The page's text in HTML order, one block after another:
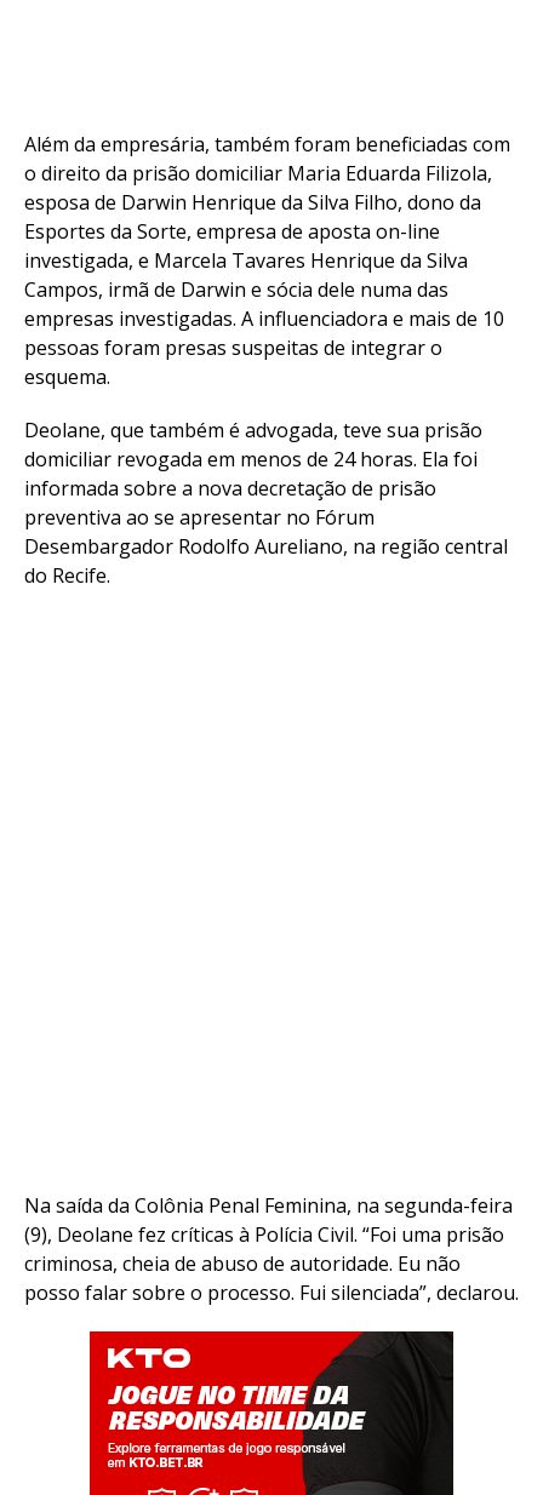
Além da empresária, também foram beneficiadas com
o direito da prisão domiciliar Maria Eduarda Filizola,
esposa de Darwin Henrique da Silva Filho, dono da
Esportes da Sorte, empresa de aposta on-line
investigada, e Marcela Tavares Henrique da Silva
Campos, irmã de Darwin e sócia dele numa das
empresas investigadas. A influenciadora e mais de 10
pessoas foram presas suspeitas de integrar o
esquema.
Deolane, que também é advogada, teve sua prisão
domiciliar revogada em menos de 24 horas. Ela foi
informada sobre a nova decretação de prisão
preventiva ao se apresentar no Fórum
Desembargador Rodolfo Aureliano, na região central
do Recife.
Na saída da Colônia Penal Feminina, na segunda-feira
(9), Deolane fez críticas à Polícia Civil. “Foi uma prisão
criminosa, cheia de abuso de autoridade. Eu não
posso falar sobre o processo. Fui silenciada”, declarou.